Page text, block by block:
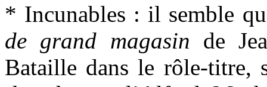
* Incunables : il semble
de grand magasin de
Bataille dans le rôle-